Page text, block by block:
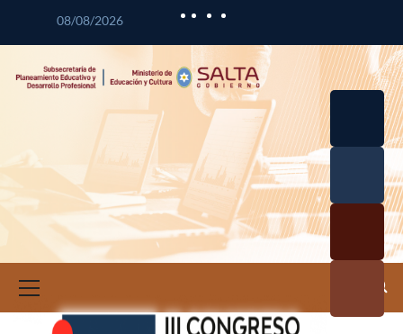
08/08/2026
Curricul
Profesio
a
Investig